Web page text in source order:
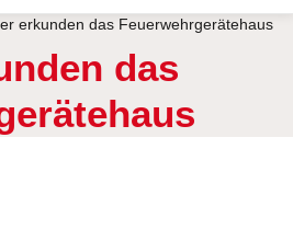
erkunden das Feuerwehrgerätehaus
das